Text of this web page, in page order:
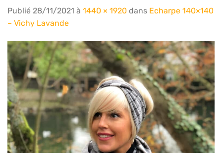
Publié 28/11/2021 à 1440 × 1920 dans Echarpe 140×140
– Vichy Lavande